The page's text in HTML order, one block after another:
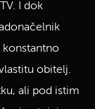
I dok
konstantno
obitelj.
ali pod istim